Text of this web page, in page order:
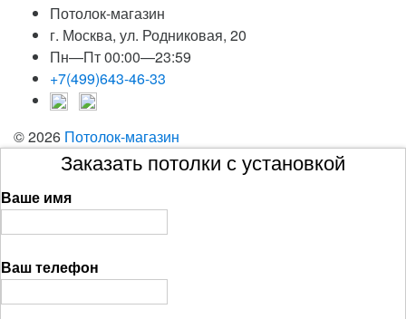
Потолок-магазин
г. Москва, ул. Родниковая, 20
Пн—Пт 00:00—23:59
+7(499)643-46-33
© 2026 Потолок-магазин
Заказать потолки с установкой
Ваше имя
Ваш телефон